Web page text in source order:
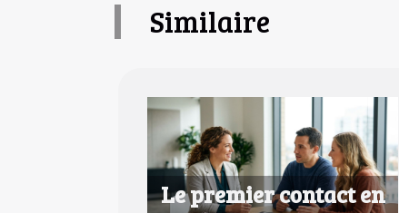
Similaire
Le premier contact en